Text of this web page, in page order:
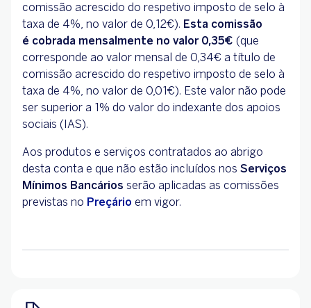
comissão acrescido do respetivo imposto de selo à
taxa de 4%, no valor de 0,12€). Esta comissão
é cobrada mensalmente no valor 0,35€ (que
corresponde ao valor mensal de 0,34€ a título de
comissão acrescido do respetivo imposto de selo à
taxa de 4%, no valor de 0,01€). Este valor não pode
ser superior a 1% do valor do indexante dos apoios
sociais (IAS).
Aos produtos e serviços contratados ao abrigo
desta conta e que não estão incluídos nos Serviços
Mínimos Bancários serão aplicadas as comissões
previstas no Preçário em vigor.